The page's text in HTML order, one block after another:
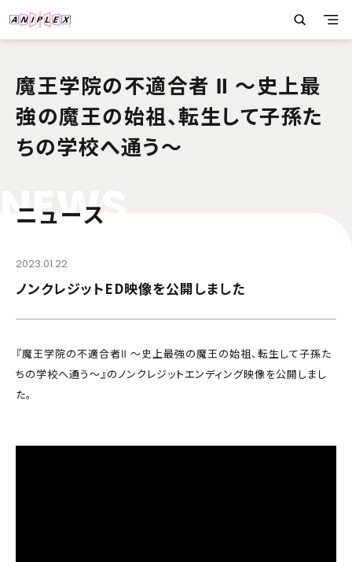
魔王学院の不適合者 Ⅱ ～史上最
強の魔王の始祖、転生して子孫た
ちの学校へ通う～
NEWS
ニュース
2023.01.22
ノンクレジットED映像を公開しました
『魔王学院の不適合者Ⅱ 〜史上最強の魔王の始祖、転生して子孫た
ちの学校へ通う〜』のノンクレジットエンディング映像を公開しまし
た。